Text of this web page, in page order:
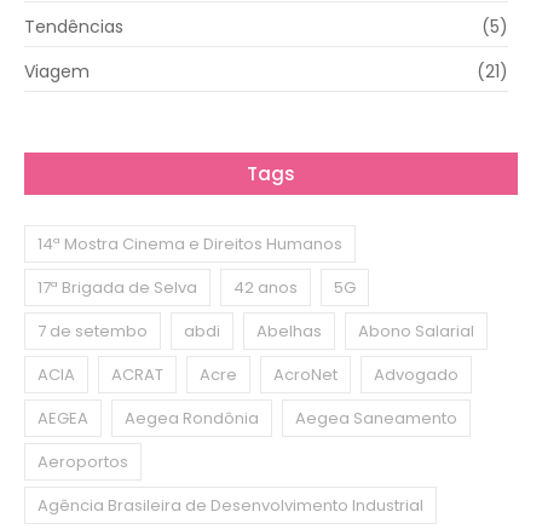
Tendências
(5)
Viagem
(21)
Tags
14ª Mostra Cinema e Direitos Humanos
17ª Brigada de Selva
42 anos
5G
7 de setembo
abdi Abelhas
Abono Salarial
ACIA
ACRAT Acre AcroNet
Advogado
AEGEA
Aegea Rondônia
Aegea Saneamento
Aeroportos
Agência Brasileira de Desenvolvimento Industrial